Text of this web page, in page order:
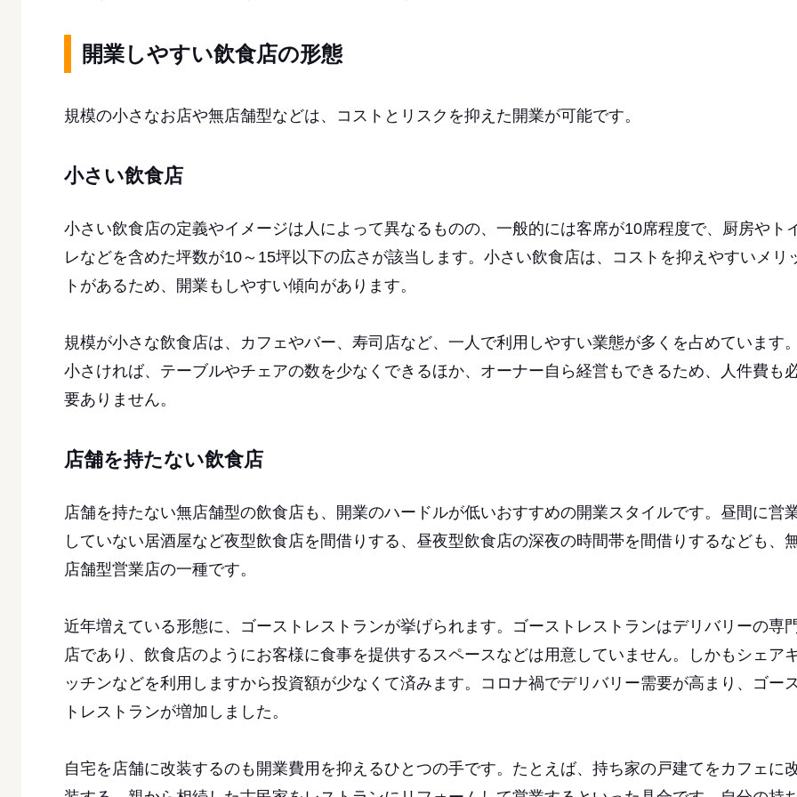
開業しやすい飲食店の形態
規模の小さなお店や無店舗型などは、コストとリスクを抑えた開業が可能です。
小さい飲食店
小さい飲食店の定義やイメージは人によって異なるものの、一般的には客席が10席程度で、厨房やト
レなどを含めた坪数が10～15坪以下の広さが該当します。小さい飲食店は、コストを抑えやすいメリ
トがあるため、開業もしやすい傾向があります。
規模が小さな飲食店は、カフェやバー、寿司店など、一人で利用しやすい業態が多くを占めています。
小さければ、テーブルやチェアの数を少なくできるほか、オーナー自ら経営もできるため、人件費も
要ありません。
店舗を持たない飲食店
店舗を持たない無店舗型の飲食店も、開業のハードルが低いおすすめの開業スタイルです。昼間に営
していない居酒屋など夜型飲食店を間借りする、昼夜型飲食店の深夜の時間帯を間借りするなども、
店舗型営業店の一種です。
近年増えている形態に、ゴーストレストランが挙げられます。ゴーストレストランはデリバリーの専門
店であり、飲食店のようにお客様に食事を提供するスペースなどは用意していません。しかもシェア
ッチンなどを利用しますから投資額が少なくて済みます。コロナ禍でデリバリー需要が高まり、ゴー
トレストランが増加しました。
自宅を店舗に改装するのも開業費用を抑えるひとつの手です。たとえば、持ち家の戸建てをカフェに